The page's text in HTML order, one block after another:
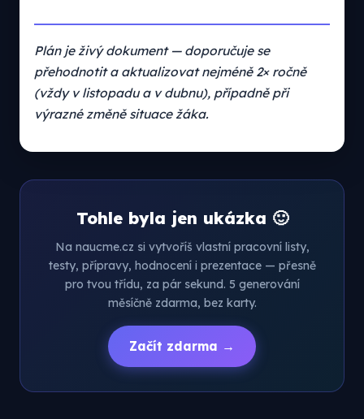
Plán je živý dokument — doporučuje se
přehodnotit a aktualizovat nejméně 2× ročně
(vždy v listopadu a v dubnu), případně při
výrazné změně situace žáka.
Tohle byla jen ukázka 🙂
Na naucme.cz si vytvoříš vlastní pracovní listy,
testy, přípravy, hodnocení i prezentace — přesně
pro tvou třídu, za pár sekund. 5 generování
měsíčně zdarma, bez karty.
Začít zdarma →